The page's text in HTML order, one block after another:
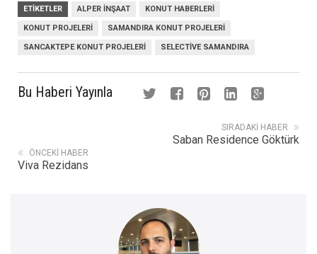
ETIKETLER ALPER INŞAAT KONUT HABERLERI
KONUT PROJELERI SAMANDIRA KONUT PROJELERI
SANCAKTEPE KONUT PROJELERI SELECTIVE SAMANDIRA
Bu Haberi Yayınla
SIRADAKI HABER
Saban Residence Göktürk
ÖNCEKI HABER
Viva Rezidans